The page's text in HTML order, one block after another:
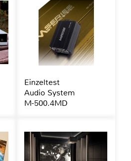
Einzeltest
Audio System
M-500.4MD